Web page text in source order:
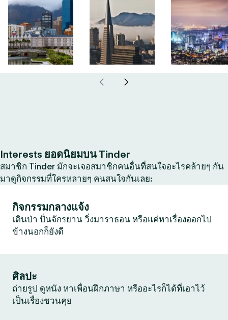
Interests ยอดนิยมบน Tinder
สมาชิก Tinder มักจะเจอสมาชิกคนอื่นที่สนใจอะไรคล้ายๆ กัน
มาดูกิจกรรมที่ใครหลายๆ คนสนใจกันเลย:
กิจกรรมกลางแจ้ง
เดินป่า ปั่นจักรยาน วิ่งมาราธอน หรือแค่หาเรื่องออกไป
ข้างนอกก็ยังดี
ศิลปะ
ถ่ายรูป ดูหนัง หาเพื่อนฝึกภาษา หรืออะไรก็ได้ที่เอาไว้
เป็นเรื่องชวนคุย